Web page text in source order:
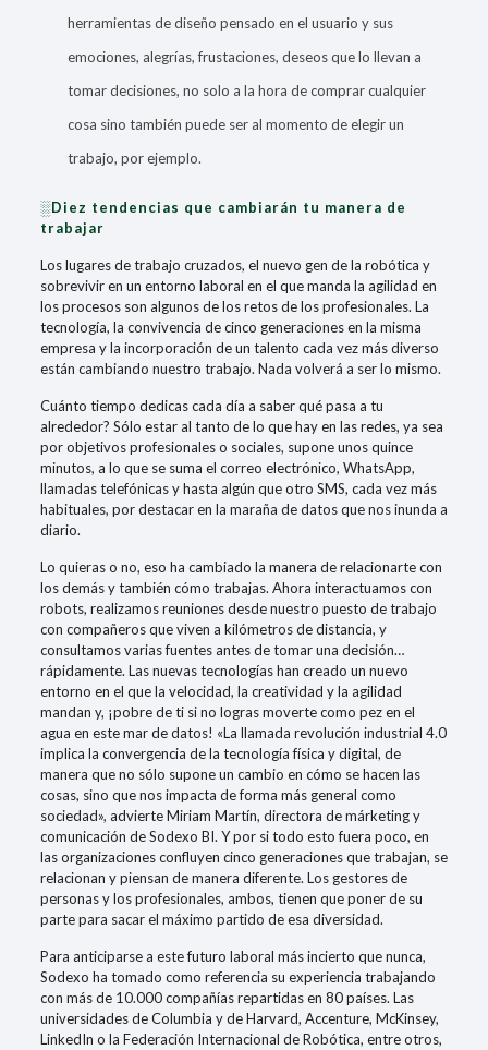
herramientas de diseño pensado en el usuario y sus
emociones, alegrías, frustaciones, deseos que lo llevan a
tomar decisiones, no solo a la hora de comprar cualquier
cosa sino también puede ser al momento de elegir un
trabajo, por ejemplo.
░Diez tendencias que cambiarán tu manera de
trabajar
Los lugares de trabajo cruzados, el nuevo gen de la robótica y
sobrevivir en un entorno laboral en el que manda la agilidad en
los procesos son algunos de los retos de los profesionales. La
tecnología, la convivencia de cinco generaciones en la misma
empresa y la incorporación de un talento cada vez más diverso
están cambiando nuestro trabajo. Nada volverá a ser lo mismo.
Cuánto tiempo dedicas cada día a saber qué pasa a tu
alrededor? Sólo estar al tanto de lo que hay en las redes, ya sea
por objetivos profesionales o sociales, supone unos quince
minutos, a lo que se suma el correo electrónico, WhatsApp,
llamadas telefónicas y hasta algún que otro SMS, cada vez más
habituales, por destacar en la maraña de datos que nos inunda a
diario.
Lo quieras o no, eso ha cambiado la manera de relacionarte con
los demás y también cómo trabajas. Ahora interactuamos con
robots, realizamos reuniones desde nuestro puesto de trabajo
con compañeros que viven a kilómetros de distancia, y
consultamos varias fuentes antes de tomar una decisión…
rápidamente. Las nuevas tecnologías han creado un nuevo
entorno en el que la velocidad, la creatividad y la agilidad
mandan y, ¡pobre de ti si no logras moverte como pez en el
agua en este mar de datos! «La llamada revolución industrial 4.0
implica la convergencia de la tecnología física y digital, de
manera que no sólo supone un cambio en cómo se hacen las
cosas, sino que nos impacta de forma más general como
sociedad», advierte Miriam Martín, directora de márketing y
comunicación de Sodexo BI. Y por si todo esto fuera poco, en
las organizaciones confluyen cinco generaciones que trabajan, se
relacionan y piensan de manera diferente. Los gestores de
personas y los profesionales, ambos, tienen que poner de su
parte para sacar el máximo partido de esa diversidad.
Para anticiparse a este futuro laboral más incierto que nunca,
Sodexo ha tomado como referencia su experiencia trabajando
con más de 10.000 compañías repartidas en 80 países. Las
universidades de Columbia y de Harvard, Accenture, McKinsey,
LinkedIn o la Federación Internacional de Robótica, entre otros,